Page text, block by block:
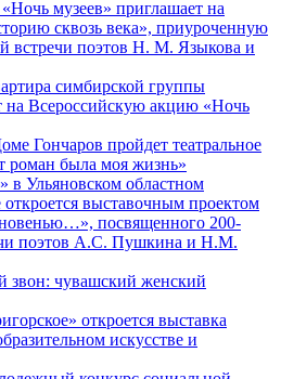
музеев» приглашает на
сквозь века», приуроченную
встречи поэтов Н. М. Языкова и
симбирской группы
Всероссийскую акцию «Ночь
Гончаров пройдет театральное
роман была моя жизнь»
в Ульяновском областном
откроется выставочным проектом
посвященного 200-
поэтов А.С. Пушкина и Н.М.
звон: чувашский женский
откроется выставка
искусстве и